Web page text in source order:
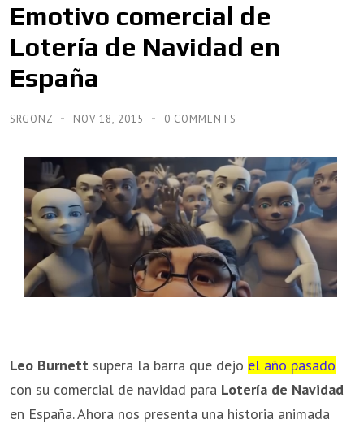
Emotivo comercial de
Lotería de Navidad en
España
SRGONZ NOV 18, 2015 0 COMMENTS
Leo Burnett supera la barra que dejo el año pasado
con su comercial de navidad para Lotería de Navidad
en España. Ahora nos presenta una historia animada